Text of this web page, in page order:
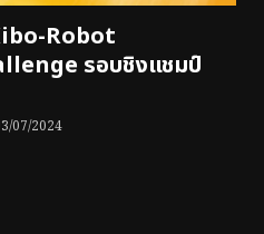
Robot
รอบชิงแชมป์
07/2024